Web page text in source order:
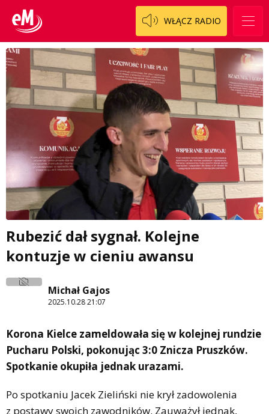
WŁĄCZ RADIO
Rubezić dał sygnał. Kolejne
kontuzje w cieniu awansu
Michał Gajos
2025.10.28 21:07
Korona Kielce zameldowała się w kolejnej rundzie
Pucharu Polski, pokonując 3:0 Znicza Pruszków.
Spotkanie okupiła jednak urazami.
Po spotkaniu Jacek Zieliński nie krył zadowolenia
z postawy swoich zawodników. Zauważył jednak,